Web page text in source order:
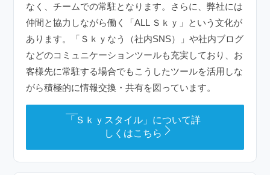
なく、チームでの常駐となります。さらに、弊社には
仲間と協力しながら働く「ALL Ｓｋｙ」という文化が
あります。「Ｓｋｙなう（社内SNS）」や社内ブログ
などのコミュニケーションツールも充実しており、お
客様先に常駐する場合でもこうしたツールを活用しな
がら積極的に情報交換・共有を図っています。
「Ｓｋｙスタイル」について詳
しくはこちら